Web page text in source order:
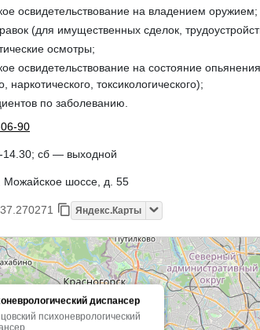
освидетельствование на владением оружием;
(для имущественных сделок,
осмотры;
освидетельствование на состояние опьянения
наркотического, токсикологического);
по заболеванию.
90
14.30; сб — выходной
Можайское шоссе, д. 55
Яндекс.Карты
диспансер
психоневрологический